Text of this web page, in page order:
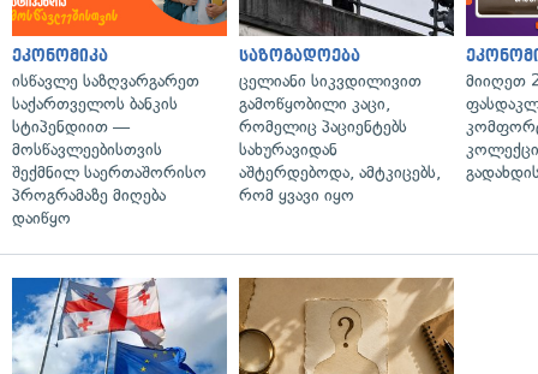
ეკონომიკა
ისწავლე საზღვარგარეთ
საქართველოს ბანკის
სტიპენდიით —
მოსწავლეებისთვის
შექმნილ საერთაშორისო
პროგრამაზე მიღება
დაიწყო
საზოგადოება
ცელიანი სიკვდილივით
გამოწყობილი კაცი,
რომელიც პაციენტებს
სახურავიდან
აშტერდებოდა, ამტკიცებს,
რომ ყვავი იყო
მიიღეთ